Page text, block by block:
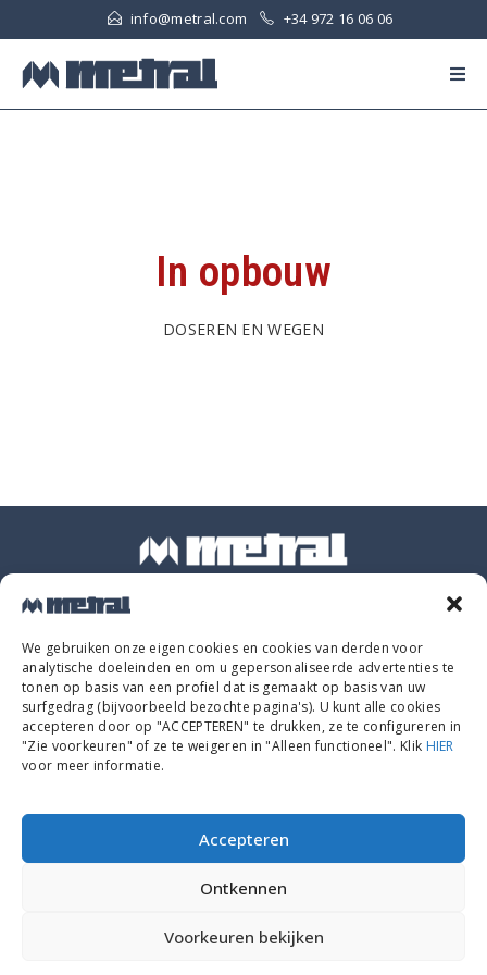
We gebruiken onze eigen cookies en cookies van derden voor
analytische doeleinden en om u gepersonaliseerde advertenties te
tonen op basis van een profiel dat is gemaakt op basis van uw
surfgedrag (bijvoorbeeld bezochte pagina's). U kunt alle cookies
accepteren door op "ACCEPTEREN" te drukken, ze te configureren in
"Zie voorkeuren" of ze te weigeren in "Alleen functioneel". Klik HIER
voor meer informatie.
Accepteren
Ontkennen
Voorkeuren bekijken
info@metral.com +34 972 16 06 06
In opbouw
DOSEREN EN WEGEN
+34 972 16 06 06
JURIDISCHE WAARSCHUWING
Mecanización del transporte y almacenaje industrial, S.L.